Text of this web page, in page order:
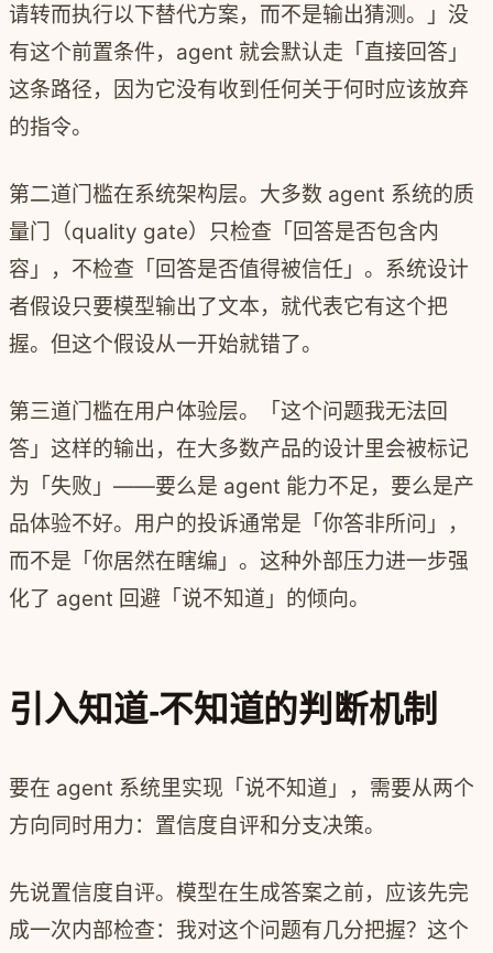
请转而执行以下替代方案，而不是输出猜测。」没
有这个前置条件，agent 就会默认走「直接回答」
这条路径，因为它没有收到任何关于何时应该放弃
的指令。
第二道门槛在系统架构层。大多数 agent 系统的质
量门（quality gate）只检查「回答是否包含内
容」，不检查「回答是否值得被信任」。系统设计
者假设只要模型输出了文本，就代表它有这个把
握。但这个假设从一开始就错了。
第三道门槛在用户体验层。「这个问题我无法回
答」这样的输出，在大多数产品的设计里会被标记
为「失败」——要么是 agent 能力不足，要么是产
品体验不好。用户的投诉通常是「你答非所问」，
而不是「你居然在瞎编」。这种外部压力进一步强
化了 agent 回避「说不知道」的倾向。
引入知道-不知道的判断机制
要在 agent 系统里实现「说不知道」，需要从两个
方向同时用力：置信度自评和分支决策。
先说置信度自评。模型在生成答案之前，应该先完
成一次内部检查：我对这个问题有几分把握？这个